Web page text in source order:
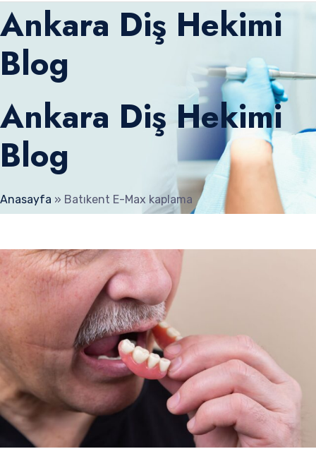
Ankara Diş Hekimi
Blog
Ankara Diş Hekimi
Blog
Anasayfa » Batıkent E-Max kaplama